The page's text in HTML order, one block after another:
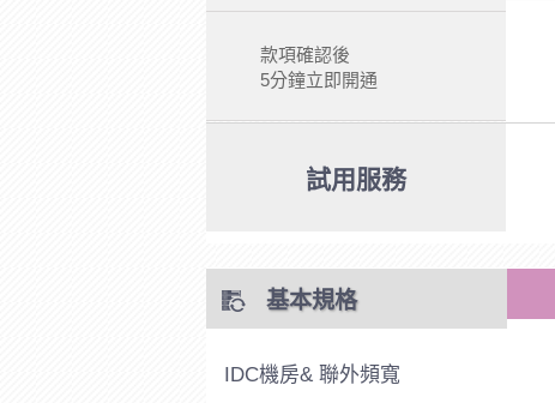
款項確認後
5分鐘立即開通
試用服務
基本規格
IDC機房& 聯外頻寬